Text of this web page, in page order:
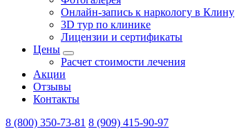
Онлайн-запись к наркологу в Клину
3D тур по клинике
Лицензии и сертификаты
Цены
Расчет стоимости лечения
Акции
Отзывы
Контакты
8 (800) 350-73-81 8 (909) 415-90-97